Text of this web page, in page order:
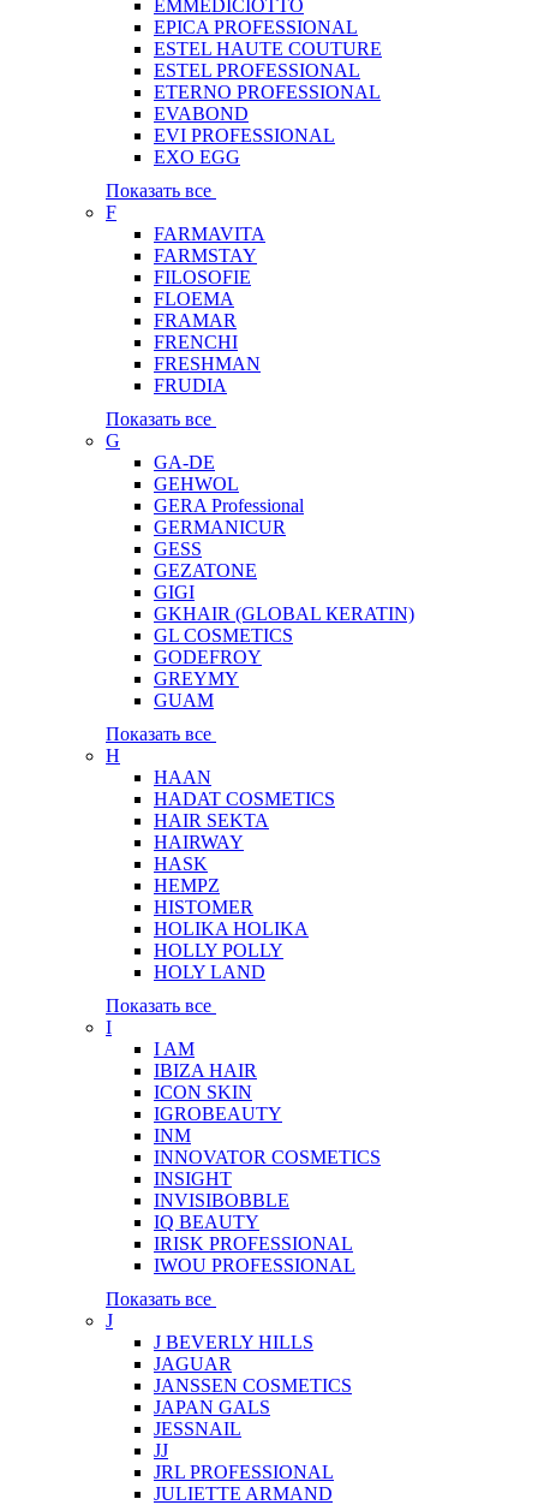
EMMEDICIOTTO
EPICA PROFESSIONAL
ESTEL HAUTE COUTURE
ESTEL PROFESSIONAL
ETERNO PROFESSIONAL
EVABOND
EVI PROFESSIONAL
EXO EGG
Показать все
F
FARMAVITA
FARMSTAY
FILOSOFIE
FLOEMA
FRAMAR
FRENCHI
FRESHMAN
FRUDIA
Показать все
G
GA-DE
GEHWOL
GERA Professional
GERMANICUR
GESS
GEZATONE
GIGI
GKHAIR (GLOBAL КЕRATIN)
GL COSMETICS
GODEFROY
GREYMY
GUAM
Показать все
H
HAAN
HADAT COSMETICS
HAIR SEKTA
HAIRWAY
HASK
HEMPZ
HISTOMER
HOLIKA HOLIKA
HOLLY POLLY
HOLY LAND
Показать все
I
I AM
IBIZA HAIR
ICON SKIN
IGROBEAUTY
INM
INNOVATOR COSMETICS
INSIGHT
INVISIBOBBLE
IQ BEAUTY
IRISK PROFESSIONAL
IWOU PROFESSIONAL
Показать все
J
J BEVERLY HILLS
JAGUAR
JANSSEN COSMETICS
JAPAN GALS
JESSNAIL
JJ
JRL PROFESSIONAL
JULIETTE ARMAND